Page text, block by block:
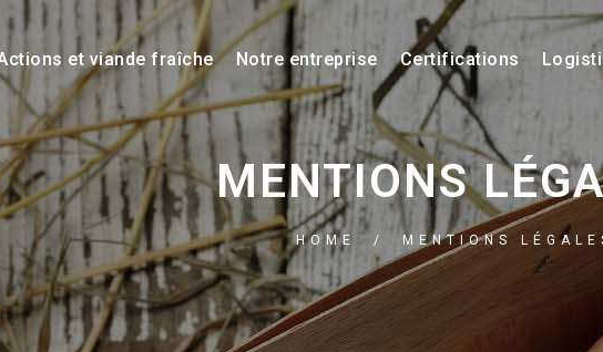
et viande fraîche Notre entreprise Certifications
MENTIONS
HOME / MENTIONS